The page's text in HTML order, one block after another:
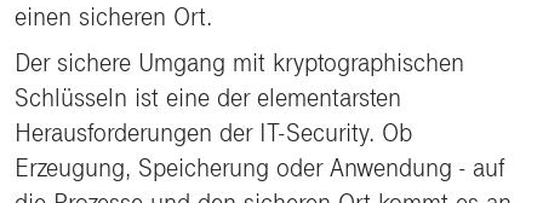
einen sicheren Ort.
Der sichere Umgang mit kryptographischen
Schlüsseln ist eine der elementarsten
Herausforderungen der IT-Security. Ob
Erzeugung, Speicherung oder Anwendung - auf